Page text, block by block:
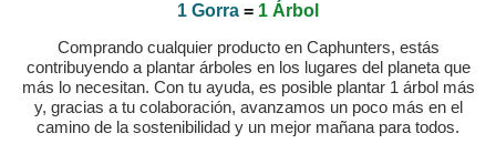
1 Gorra = 1 Árbol
Comprando cualquier producto en Caphunters, estás
contribuyendo a plantar árboles en los lugares del planeta que
más lo necesitan. Con tu ayuda, es posible plantar 1 árbol más
y, gracias a tu colaboración, avanzamos un poco más en el
camino de la sostenibilidad y un mejor mañana para todos.